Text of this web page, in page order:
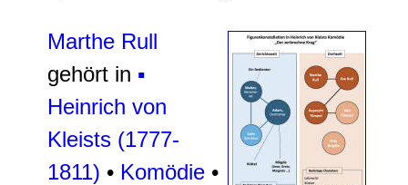
Marthe Rull
gehört in ▪
Heinrich von
Kleists (1777-
1811) • Komödie •